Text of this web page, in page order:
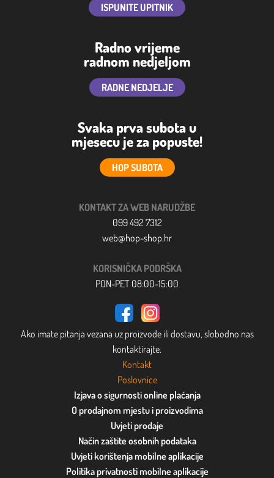
ISPUNITE UPITNIK
Radno vrijeme
radnom nedjeljom
RADNE NEDJELJE
Svaka prva subota u
mjesecu je za popuste!
HOP SUBOTA
KONTAKT ZA WEB NARUDŽBE
099 492 7312
web@hop-shop.hr
KORISNIČKA PODRŠKA
PON-PET 08:00-15:00
Ako imate pitanja vezana uz proizvode ili dostavu, slobodno nas
kontaktirajte.
Kontakt
Poslovnice
Izjava o sigurnosti online plaćanja
O prodajnom mjestu i proizvodima
Uvjeti prodaje
Način zaštite osobnih podataka
Uvjeti korištenja mobilne aplikacije
Politika privatnosti mobilne aplikacije